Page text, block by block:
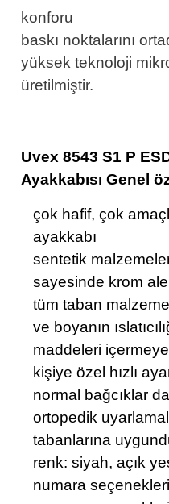
konforu
baskı noktalarını
yüksek teknoloji
üretilmiştir.
Uvex 8543 S1 P
Ayakkabısı Genel
çok hafif, çok
ayakkabı
sentetik
sayesinde krom
tüm taban
ve boyanın
maddeleri
kişiye özel hızlı
normal bağcıklar
ortopedik
tabanlarına
renk: siyah, açık
numara